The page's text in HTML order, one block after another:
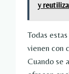
y
Todas
vienen con
Cuando se